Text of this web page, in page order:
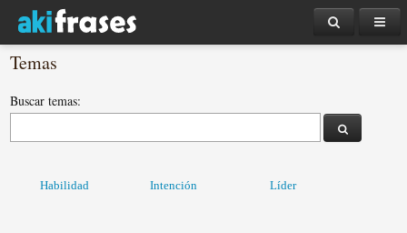
Temas
Buscar temas:
Habilidad Intención Líder